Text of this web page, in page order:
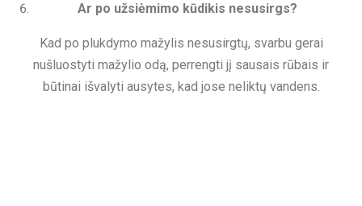
Ar po užsiėmimo kūdikis nesusirgs?
Kad po plukdymo mažylis nesusirgtų, svarbu gerai
nušluostyti mažylio odą, perrengti jį sausais rūbais ir
būtinai išvalyti ausytes, kad jose neliktų vandens.